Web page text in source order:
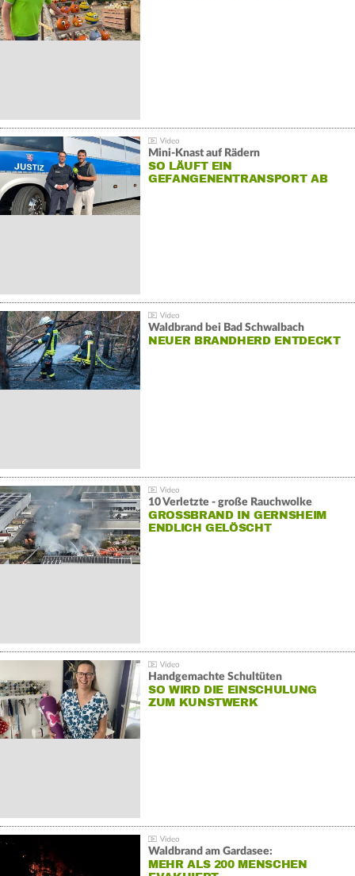
Mini-Knast auf Rädern
SO LÄUFT EIN
GEFANGENENTRANSPORT AB
Waldbrand bei Bad Schwalbach
NEUER BRANDHERD ENTDECKT
10 Verletzte - große Rauchwolke
GROSSBRAND IN GERNSHEIM E
NDLICH GELÖSCHT
Handgemachte Schultüten
SO WIRD DIE EINSCHULUNG
ZUM KUNSTWERK
Waldbrand am Gardasee:
MEHR ALS 200 MENSCHEN